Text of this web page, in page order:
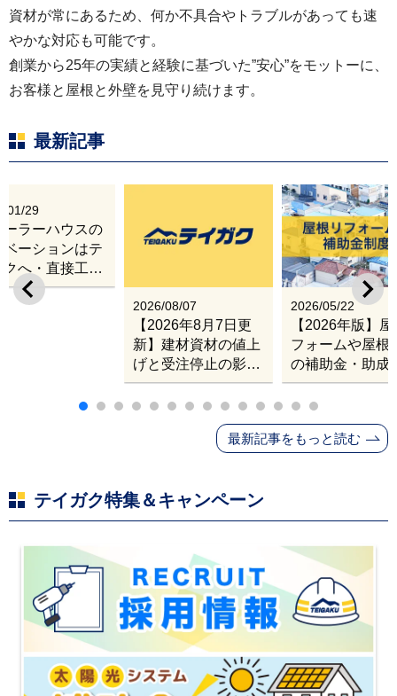
資材が常にあるため、何か不具合やトラブルがあっても速
やかな対応も可能です。
創業から25年の実績と経験に基づいた”安心”をモットーに、
お客様と屋根と外壁を見守り続けます。
最新記事
2026/08/07
【2026年8月7日更
新】建材資材の値上
げと受注停止の影響
｜塗料・屋根材・シ
ンナー・断熱材・ル
ーフィングの値上げ
と材料入手困難・出
2026/05/22
【2026年版】
フォームや屋根
の補助金・助成
業
01/29
ーラーハウスの
ベーションはテ
クへ・直接工事
張改修サービス
最新記事をもっと読む
テイガク特集＆キャンペーン